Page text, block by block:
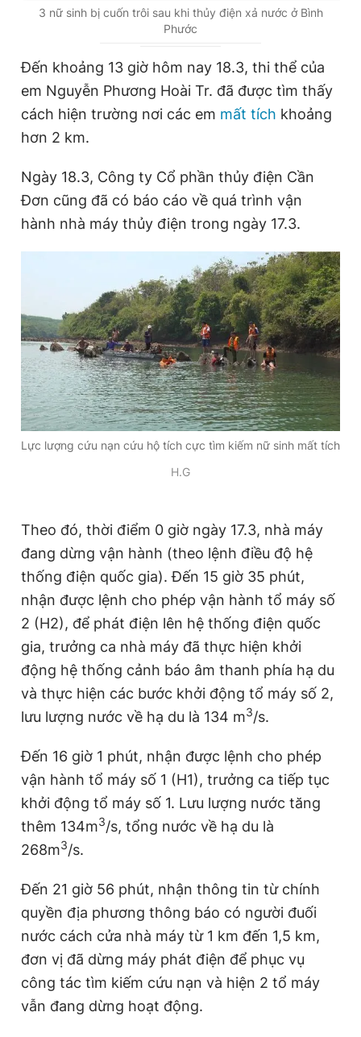
Phó tổng biên tập thường trực: Hải Thành
Phó tổng biên tập: Lâm Hiếu Dũng
Phó tổng biên tập: Trần Việt Hưng
Giấy phép xuất bản số 110/GP - BTTTT cấp ngày 24.3.2020
© 2003-2026 Bản quyền thuộc về Báo Thanh Niên. Cấm sao
chép dưới mọi hình thức nếu không có sự chấp thuận bằng văn
bản. Phát triển bởi ePi Technologies, JSC.
C
e
T
i
m
e
0:02 / D
t
n
2:41
3 nữ sinh bị cuốn trôi sau khi thủy điện xả nước ở Bình
Phước
Đến khoảng 13 giờ hôm nay 18.3, thi thể của
em Nguyễn Phương Hoài Tr. đã được tìm thấy
cách hiện trường nơi các em mất tích khoảng
hơn 2 km.
Ngày 18.3, Công ty Cổ phần thủy điện Cần
Đơn cũng đã có báo cáo về quá trình vận
hành nhà máy thủy điện trong ngày 17.3.
Lực lượng cứu nạn cứu hộ tích cực tìm kiếm nữ sinh mất tích
H.G
Theo đó, thời điểm 0 giờ ngày 17.3, nhà máy
đang dừng vận hành (theo lệnh điều độ hệ
thống điện quốc gia). Đến 15 giờ 35 phút,
nhận được lệnh cho phép vận hành tổ máy số
2 (H2), để phát điện lên hệ thống điện quốc
gia, trưởng ca nhà máy đã thực hiện khởi
động hệ thống cảnh báo âm thanh phía hạ du
và thực hiện các bước khởi động tổ máy số 2,
lưu lượng nước về hạ du là 134 m3/s.
Đến 16 giờ 1 phút, nhận được lệnh cho phép
vận hành tổ máy số 1 (H1), trưởng ca tiếp tục
khởi động tổ máy số 1. Lưu lượng nước tăng
thêm 134m3/s, tổng nước về hạ du là
268m3/s.
Đến 21 giờ 56 phút, nhận thông tin từ chính
quyền địa phương thông báo có người đuối
nước cách cửa nhà máy từ 1 km đến 1,5 km,
đơn vị đã dừng máy phát điện để phục vụ
công tác tìm kiếm cứu nạn và hiện 2 tổ máy
vẫn đang dừng hoạt động.